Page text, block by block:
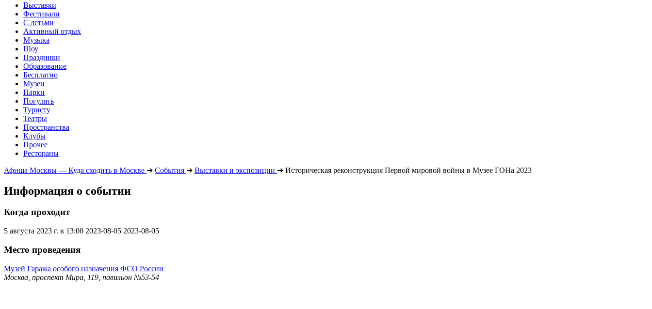
Выставки
Фестивали
С детьми
Активный отдых
Музыка
Шоу
Праздники
Образование
Бесплатно
Музеи
Парки
Погулять
Туристу
Театры
Пространства
Клубы
Прочее
Рестораны
Афиша Москвы — Куда сходить в Москве ➔ События ➔ Выставки и экспозиции ➔ Историческая реконструкция Первой мировой войны в Музее ГОНа 2023
Информация о событии
Когда проходит
5 августа 2023 г. в 13:00 2023-08-05 2023-08-05
Место проведения
Музей Гаража особого назначения ФСО России
Москва, проспект Мира, 119, павильон №53-54